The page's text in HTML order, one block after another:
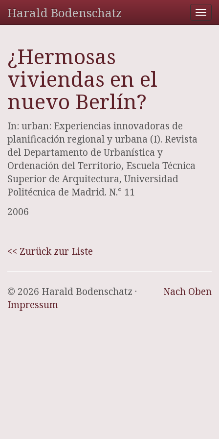
Harald Bodenschatz
¿Hermosas
viviendas en el
nuevo Berlín?
In: urban: Experiencias innovadoras de
planificación regional y urbana (I). Revista
del Departamento de Urbanística y
Ordenación del Territorio, Escuela Técnica
Superior de Arquitectura, Universidad
Politécnica de Madrid. N.° 11
2006
<< Zurück zur Liste
Nach Oben
© 2026 Harald Bodenschatz ·
Impressum